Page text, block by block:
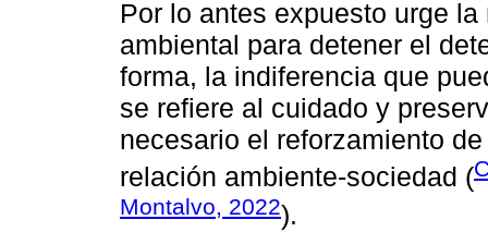
Por lo antes expuesto urge
ambiental para detener el
forma, la indiferencia que
se refiere al cuidado y
necesario el reforzamiento
relación ambiente-sociedad (
Montalvo, 2022).